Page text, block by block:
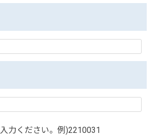
力ください。例)2210031